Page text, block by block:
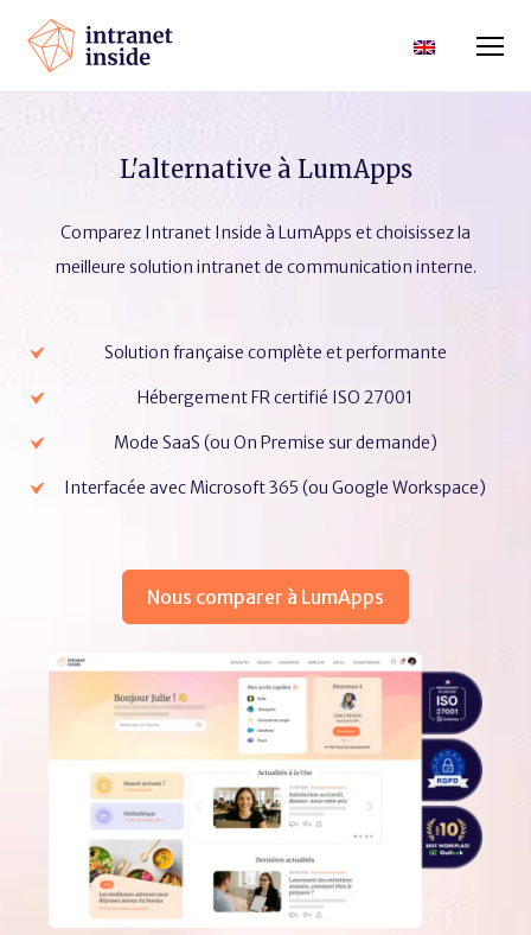
L'alternative à LumApps
Comparez Intranet Inside à LumApps et choisissez la
meilleure solution intranet de communication interne.
Solution française complète et performante
Hébergement FR certifié ISO 27001
Mode SaaS (ou On Premise sur demande)
Interfacée avec Microsoft 365 (ou Google Workspace)
Nous comparer à LumApps